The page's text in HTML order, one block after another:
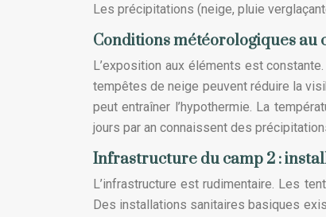
Les précipitations (neige, pluie
Conditions météorologiques au
L’exposition aux éléments est
tempêtes de neige peuvent réduire la
peut entraîner l’hypothermie. La
jours par an connaissent des
Infrastructure du camp 2 :
L’infrastructure est rudimentaire. Les
Des installations sanitaires basiques